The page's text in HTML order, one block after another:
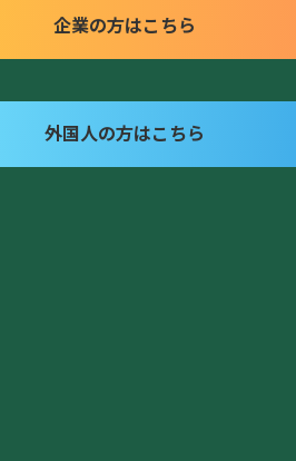
企業の方はこちら
外国人の方はこちら